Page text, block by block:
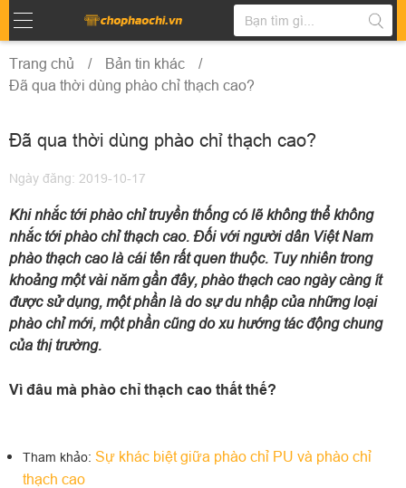
Trang chủ
Bản tin khác
Đã qua thời dùng phào chỉ thạch cao?
Đã qua thời dùng phào chỉ thạch cao?
Ngày đăng: 2019-10-17
Khi nhắc tới phào chỉ truyền thống có lẽ không thể không
nhắc tới phào chỉ thạch cao. Đối với người dân Việt Nam
phào thạch cao là cái tên rất quen thuộc. Tuy nhiên trong
khoảng một vài năm gần đây, phào thạch cao ngày càng ít
được sử dụng, một phần là do sự du nhập của những loại
phào chỉ mới, một phần cũng do xu hướng tác động chung
của thị trường.
Vì đâu mà phào chỉ thạch cao thất thế?
Tham khảo: Sự khác biệt giữa phào chỉ PU và phào chỉ
thạch cao